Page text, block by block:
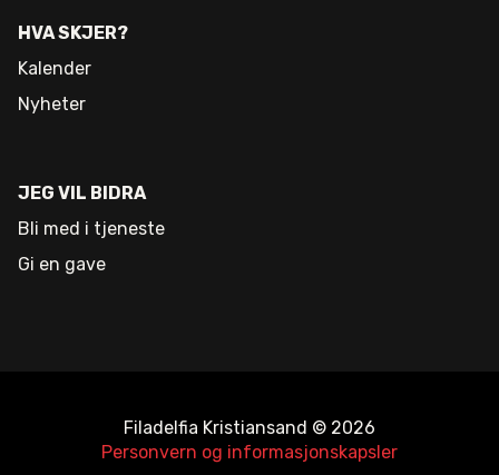
HVA SKJER?
Kalender
Nyheter
JEG VIL BIDRA
Bli med i tjeneste
Gi en gave
Filadelfia Kristiansand © 2026
Personvern og informasjonskapsler